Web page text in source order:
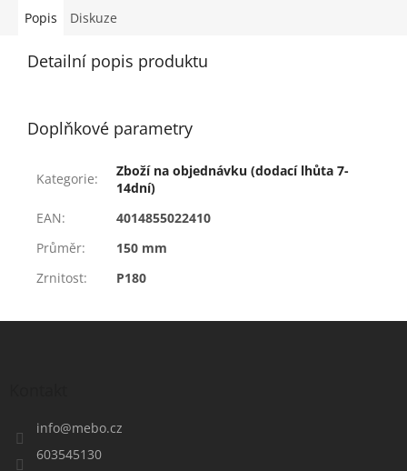
Popis Diskuze
Detailní popis produktu
Doplňkové parametry
Kategorie:
Zboží na objednávku (dodací lhůta 7-
14dní)
EAN:
4014855022410
Průměr:
150 mm
Zrnitost: P180
info@mebo.cz
603545130